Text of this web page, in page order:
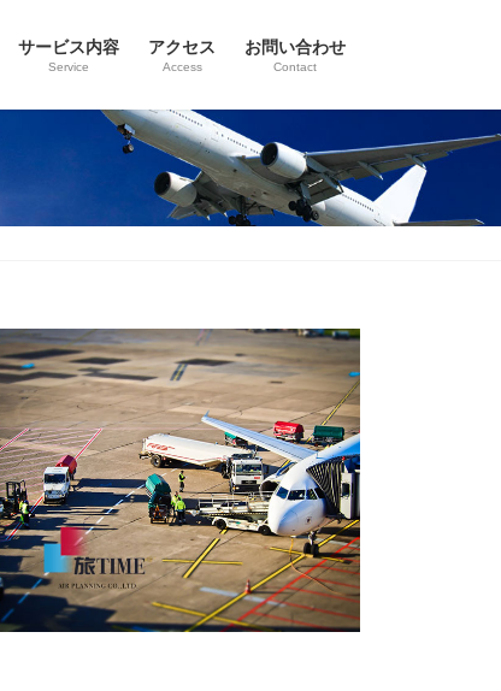
サービス内容
Service
アクセス
Access
お問い合わせ
Contact